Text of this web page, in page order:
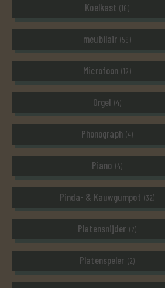
Koelkast (16)
meubilair (59)
Microfoon (12)
Orgel (4)
Phonograph (4)
Piano (4)
Pinda- & Kauwgumpot (32)
Platensnijder (2)
Platenspeler (2)